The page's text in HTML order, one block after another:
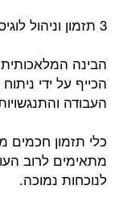
3 תזמון וניהול לוגיסטי:
הבינה המלאכותית
הכייף על ידי
העבודה
כלי תזמון
מתאימים לרוב
לנוכחות נמוכה.